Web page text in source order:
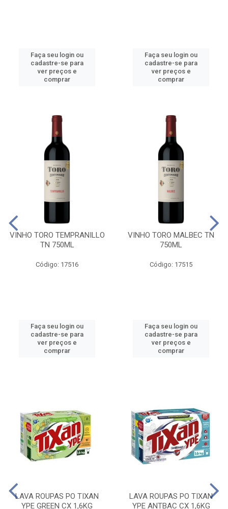
Faça seu login ou
cadastre-se para
ver preços e
comprar
Faça seu login ou
cadastre-se para
ver preços e
comprar
VINHO TORO TEMPRANILLO
TN 750ML
Código: 17516
Faça seu login ou
cadastre-se para
ver preços e
comprar
VINHO TORO MALBEC TN
750ML
Código: 17515
Faça seu login ou
cadastre-se para
ver preços e
comprar
LAVA ROUPAS PO TIXAN
YPE GREEN CX 1,6KG
LAVA ROUPAS PO TIXAN
YPE ANTBAC CX 1,6KG